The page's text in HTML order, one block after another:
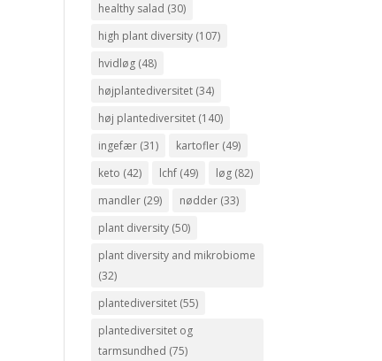
healthy salad (30)
high plant diversity (107)
hvidløg (48)
højplantediversitet (34)
høj plantediversitet (140)
ingefær (31) kartofler (49)
keto (42) lchf (49) løg (82)
mandler (29) nødder (33)
plant diversity (50)
plant diversity and mikrobiome
(32)
plantediversitet (55)
plantediversitet og
tarmsundhed (75)